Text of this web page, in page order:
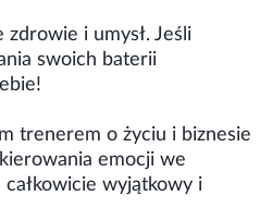
i umysł. Jeśli
swoich baterii
trenerem o życiu i biznesie
emocji we
wyjątkowy i